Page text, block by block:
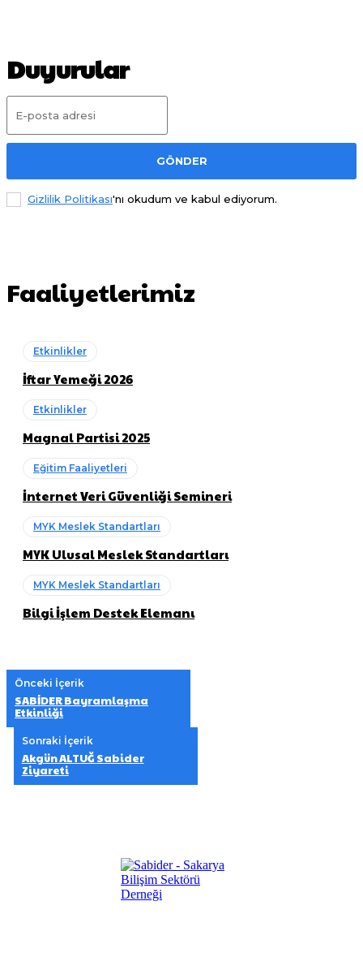
Duyurular
GÖNDER
Gizlilik Politikası'nı okudum ve kabul ediyorum.
Faaliyetlerimiz
Etkinlikler
İftar Yemeği 2026
Etkinlikler
Magnal Partisi 2025
Eğitim Faaliyetleri
İnternet Veri Güvenliği Semineri
MYK Meslek Standartları
MYK Ulusal Meslek Standartları
MYK Meslek Standartları
Bilgi İşlem Destek Elemanı
Önceki İçerik
SABİDER Bayramlaşma
Etkinliği
Sonraki İçerik
Akgün ALTUĞ Sabider
Ziyareti